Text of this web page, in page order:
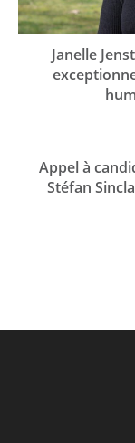
Janelle
Appel à
Stéfan